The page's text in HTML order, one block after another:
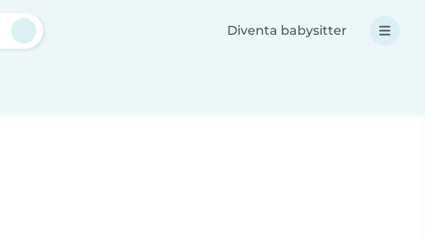
Diventa babysitter